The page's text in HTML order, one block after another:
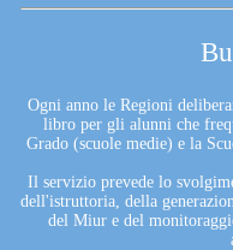
Ogni anno le Regioni
libro per gli alunni che
Grado (scuole medie) e la
Il servizio prevede lo
dell'istruttoria, della
del Miur e del